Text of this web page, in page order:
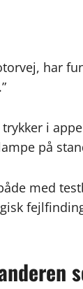
har
i
på
med